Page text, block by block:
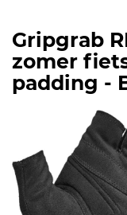
Gripgrab
zomer
padding -